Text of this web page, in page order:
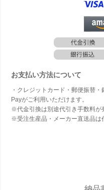
お支払い方法について
・クレジットカード・郵便振替
Payがご利用いただけます。
※代金引換は別途代引き手数料が
※受注生産品・メーカー直送品は